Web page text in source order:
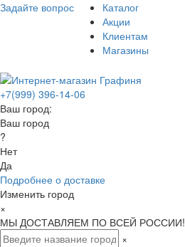
Задайте вопрос
Каталог
Акции
Клиентам
Магазины
+7(999) 396-14-06
Ваш город:
Ваш город
?
Нет
Да
Подробнее о доставке
Изменить город
×
МЫ ДОСТАВЛЯЕМ ПО ВСЕЙ РОССИИ!
×